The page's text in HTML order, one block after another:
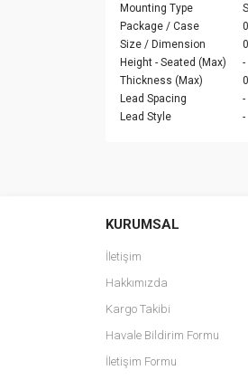
Mounting Type
Package / Case
Size / Dimension
Height - Seated (Max)
-
Thickness (Max)
Lead Spacing
-
Lead Style
-
Ürün resmi
Ürün
Ürün bilgilerinde
Ürün fiyatı diğer
KURUMSAL
İletişim
Hakkımızda
Kargo Takibi
Havale Bildirim Formu
İletişim Formu